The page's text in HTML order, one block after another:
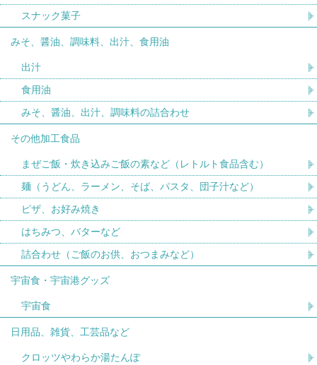
スナック菓子
みそ、醤油、調味料、出汁、食用油
出汁
食用油
みそ、醤油、出汁、調味料の詰合わせ
その他加工食品
まぜご飯・炊き込みご飯の素など（レトルト食品含む）
麺（うどん、ラーメン、そば、パスタ、団子汁など）
ピザ、お好み焼き
はちみつ、バターなど
詰合わせ（ご飯のお供、おつまみなど）
宇宙食・宇宙港グッズ
宇宙食
日用品、雑貨、工芸品など
クロッツやわらか湯たんぽ